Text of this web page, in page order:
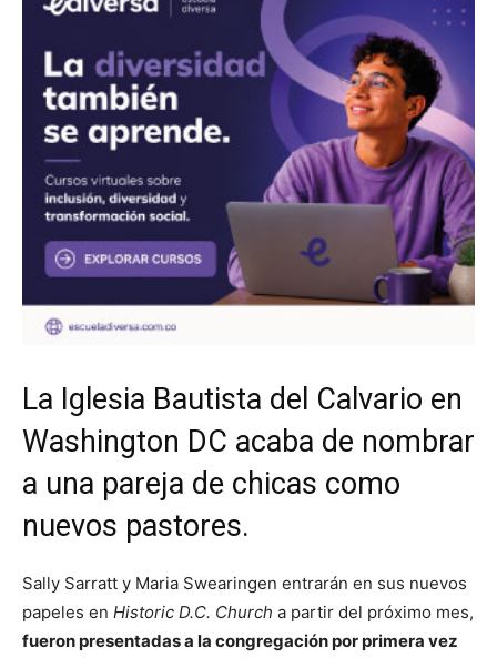
La Iglesia Bautista del Calvario en
Washington DC acaba de nombrar
a una pareja de chicas como
nuevos pastores.
Sally Sarratt y Maria Swearingen entrarán en sus nuevos
papeles en Historic D.C. Church a partir del próximo mes,
fueron presentadas a la congregación por primera vez